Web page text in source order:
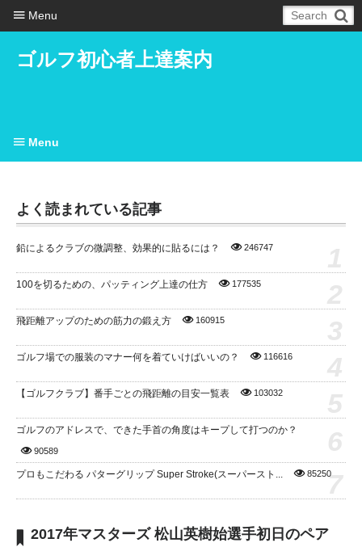
ゴルフ初心者上達案内
よく読まれている記事
鉛によるクラブの微調整、効果的に貼るには？ 246747
100を切るための、パッティング上達の仕方 177535
飛距離アップのための筋力の鍛え方 160915
ゴルフ場での服装のマナー何を着ていけばいいの？ 116616
【ゴルフクラブ】番手ごとの飛距離の目安一覧表 103032
ゴルフのアドレスで、できた手首の角度はキープして打つのか？
90589
プロもこだわる パターグリップ Super Stroke(スーパースト... 85250
7
2017年マスターズ 松山英樹始選手初日のペア
Menu
Menu